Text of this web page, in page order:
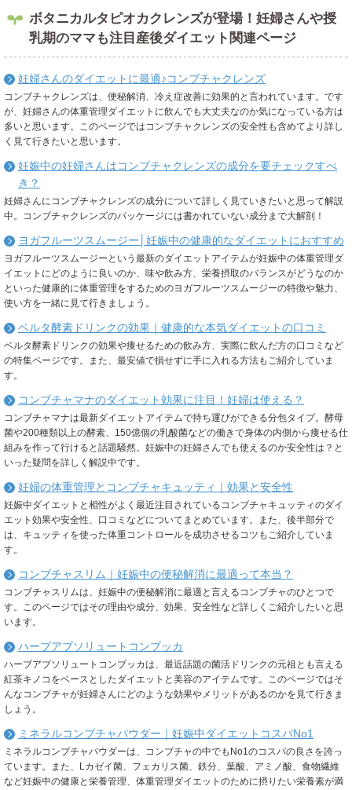
ボタニカルタピオカクレンズが登場！妊婦さんや授
乳期のママも注目産後ダイエット関連ページ
妊婦さんのダイエットに最適♪コンブチャクレンズ
コンブチャクレンズは、便秘解消、冷え症改善に効果的と言われています。です
が、妊婦さんの体重管理ダイエットに飲んでも大丈夫なのか気になっている方は
多いと思います。このページではコンブチャクレンズの安全性も含めてより詳し
く見て行きたいと思います。
妊娠中の妊婦さんはコンブチャクレンズの成分を要チェックすべ
き？
妊婦さんにコンブチャクレンズの成分について詳しく見ていきたいと思って解説
中。コンブチャクレンズのパッケージには書かれていない成分まで大解剖！
ヨガフルーツスムージー│妊娠中の健康的なダイエットにおすすめ
ヨガフルーツスムージーという最新のダイエットアイテムが妊娠中の体重管理ダ
イエットにどのように良いのか、味や飲み方、栄養摂取のバランスがどうなのか
といった健康的に体重管理をするためのヨガフルーツスムージーの特徴や魅力、
使い方を一緒に見て行きましょう。
ベルタ酵素ドリンクの効果｜健康的な本気ダイエットの口コミ
ベルタ酵素ドリンクの効果や痩せるための飲み方、実際に飲んだ方の口コミなど
の特集ページです。また、最安値で損せずに手に入れる方法もご紹介していま
す。
コンブチャマナのダイエット効果に注目！妊婦は使える？
コンブチャマナは最新ダイエットアイテムで持ち運びができる分包タイプ。酵母
菌や200種類以上の酵素、150億個の乳酸菌などの働きで身体の内側から痩せる仕
組みを作って行けると話題騒然。妊娠中の妊婦さんでも使えるのか安全性は？と
いった疑問を詳しく解説中です。
妊婦の体重管理とコンブチャキュッティ｜効果と安全性
妊娠中ダイエットと相性がよく最近注目されているコンブチャキュッティのダイ
エット効果や安全性、口コミなどについてまとめています。また、後半部分で
は、キュッティを使った体重コントロールを成功させるコツもご紹介していま
す。
コンブチャスリム｜妊娠中の便秘解消に最適って本当？
コンブチャスリムは、妊娠中の便秘解消に最適と言えるコンブチャのひとつで
す。このページではその理由や成分、効果、安全性など詳しくご紹介したいと思
います。
ハーブアブソリュートコンブッカ
ハーブアブソリュートコンブッカは、最近話題の菌活ドリンクの元祖とも言える
紅茶キノコをベースとしたダイエットと美容のアイテムです。このページではそ
んなコンブチャが妊婦さんにどのような効果やメリットがあるのかを見て行きま
しょう。
ミネラルコンブチャパウダー｜妊娠中ダイエットコスパNo1
ミネラルコンブチャパウダーは、コンブチャの中でもNo1のコスパの良さを誇っ
ています。また、Lカゼイ菌、フェカリス菌、鉄分、葉酸、アミノ酸、食物繊維
など妊娠中の健康と栄養管理、体重管理ダイエットのために摂りたい栄養素が満